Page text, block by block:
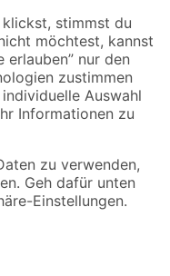
Angebote sind unter
Verfügbarkeiten beziehen
mit Speditionsversand, hier